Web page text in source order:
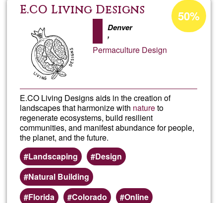
E.CO Living Designs
Denver
,
Permaculture Design
E.CO Living Designs aids in the creation of
landscapes that harmonize with natureto
regenerate ecosystems, build resilient
communities, and manifest abundance for people,
the planet, and the future.
Landscaping
Design
Natural Building
Florida
Colorado Online
Acceptance
percentage
50%